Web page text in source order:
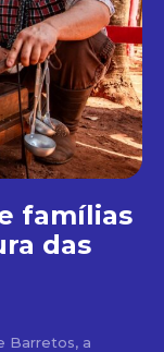
famílias
das
Barretos, a